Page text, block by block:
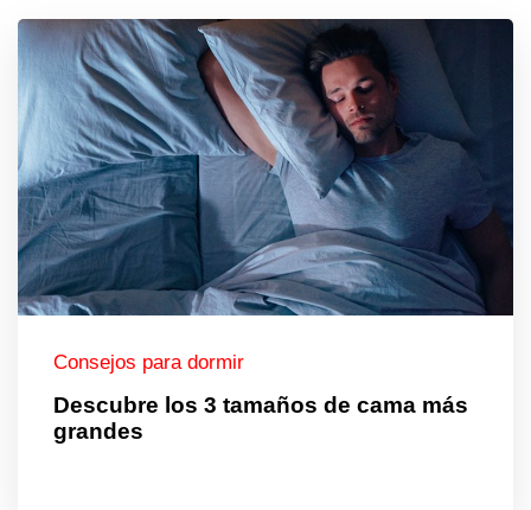
Consejos para dormir
Descubre los 3 tamaños de cama más
grandes